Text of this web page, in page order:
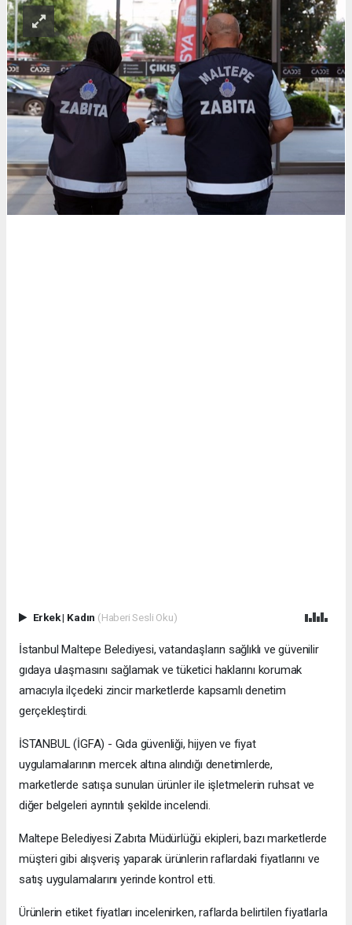
Erkek| Kadın (Haberi Sesli Oku)
İstanbul Maltepe Belediyesi, vatandaşların sağlıklı ve güvenilir
gıdaya ulaşmasını sağlamak ve tüketici haklarını korumak
amacıyla ilçedeki zincir marketlerde kapsamlı denetim
gerçekleştirdi.
İSTANBUL (İGFA) - Gıda güvenliği, hijyen ve fiyat
uygulamalarının mercek altına alındığı denetimlerde,
marketlerde satışa sunulan ürünler ile işletmelerin ruhsat ve
diğer belgeleri ayrıntılı şekilde incelendi.
Maltepe Belediyesi Zabıta Müdürlüğü ekipleri, bazı marketlerde
müşteri gibi alışveriş yaparak ürünlerin raflardaki fiyatlarını ve
satış uygulamalarını yerinde kontrol etti.
Ürünlerin etiket fiyatları incelenirken, raflarda belirtilen fiyatlarla